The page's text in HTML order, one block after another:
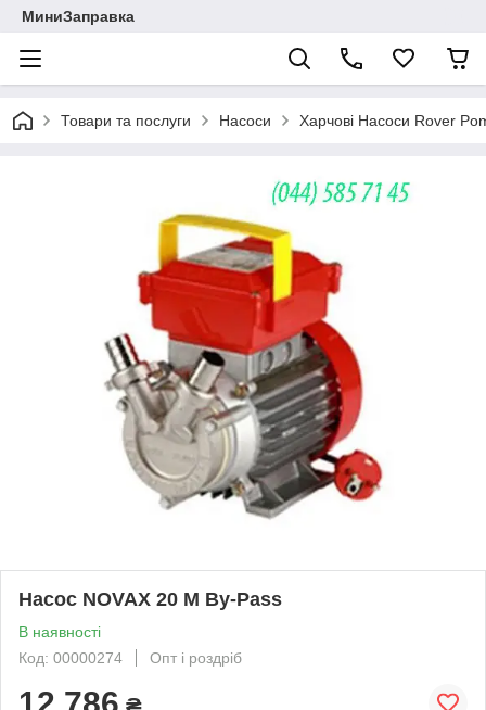
МиниЗаправка
Товари та послуги Насоси Харчові Насоси Rover
Насос NOVAX 20 M By-Pass
В наявності
Код: 00000274
Опт і роздріб
12 786